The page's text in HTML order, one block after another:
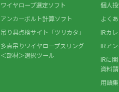
ワイヤロープ選定ソフト
アンカーボルト計算ソフト
吊り具点検サイト「ツリカタ」
多点吊りワイヤロープスリング
＜部材＞選択ツール
個人
よく
IRカ
IRア
IRに
資料
用語集